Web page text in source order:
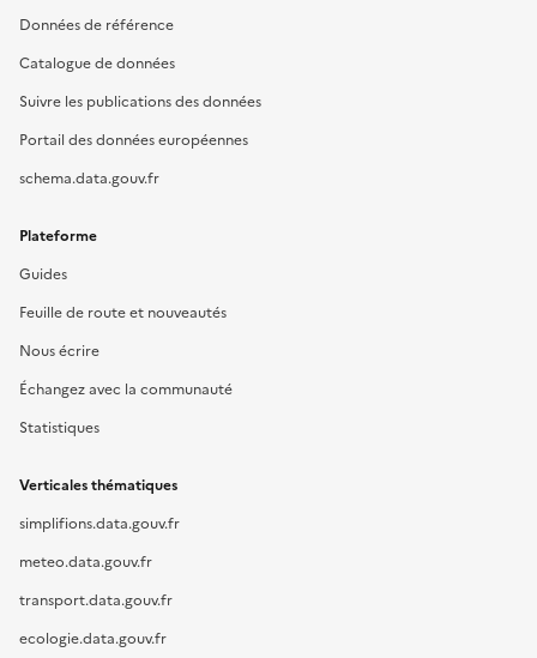
Données de référence
Catalogue de données
Suivre les publications des données
Portail des données européennes
schema.data.gouv.fr
Plateforme
Guides
Feuille de route et nouveautés
Nous écrire
Échangez avec la communauté
Statistiques
Verticales thématiques
simplifions.data.gouv.fr
meteo.data.gouv.fr
transport.data.gouv.fr
ecologie.data.gouv.fr